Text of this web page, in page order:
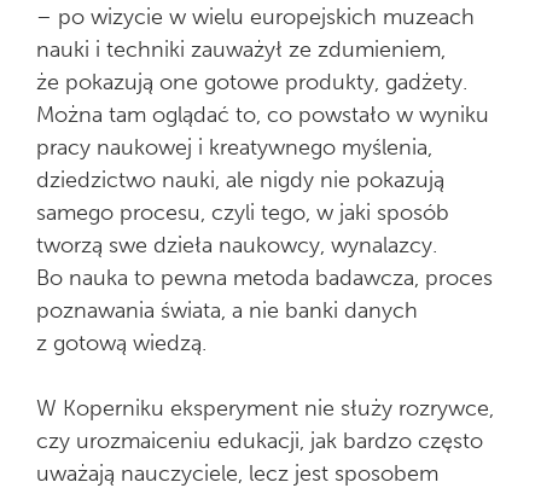
– po wizycie w wielu europejskich muzeach
nauki i techniki zauważył ze zdumieniem,
że pokazują one gotowe produkty, gadżety.
Można tam oglądać to, co powstało w wyniku
pracy naukowej i kreatywnego myślenia,
dziedzictwo nauki, ale nigdy nie pokazują
samego procesu, czyli tego, w jaki sposób
tworzą swe dzieła naukowcy, wynalazcy.
Bo nauka to pewna metoda badawcza, proces
poznawania świata, a nie banki danych
z gotową wiedzą.
W Koperniku eksperyment nie służy rozrywce,
czy urozmaiceniu edukacji, jak bardzo często
uważają nauczyciele, lecz jest sposobem